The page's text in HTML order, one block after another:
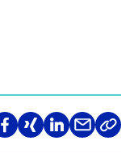
TeilenTeilenTeilenTeilenLink